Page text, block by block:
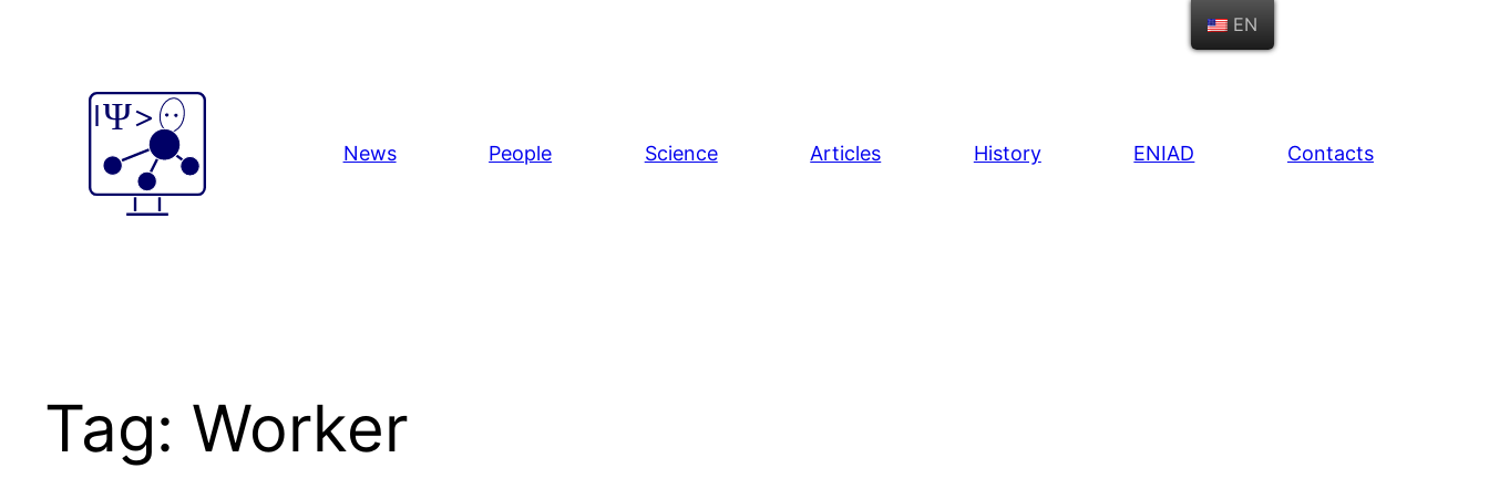
News People Science Articles History ENIAD Contacts
Tag: Worker
EN